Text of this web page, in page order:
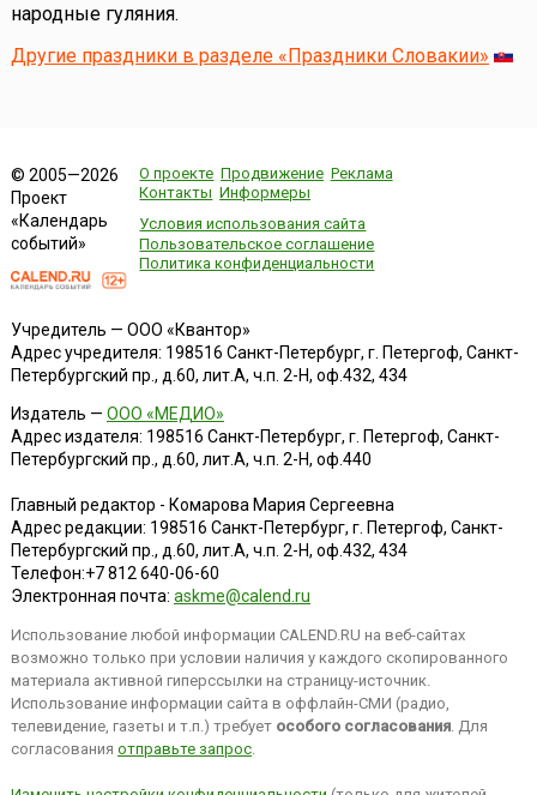
народные гуляния.
Другие праздники в разделе «Праздники Словакии»
© 2005—2026
Проект
«Календарь
событий»
О проекте Продвижение Реклама
Контакты Информеры
Условия использования сайта
Пользовательское соглашение
Политика конфиденциальности
Учредитель — ООО «Квантор»
Адрес учредителя: 198516 Санкт-Петербург, г. Петергоф, Санкт-
Петербургский пр., д.60, лит.А, ч.п. 2-Н, оф.432, 434
Издатель — ООО «МЕДИО»
Адрес издателя: 198516 Санкт-Петербург, г. Петергоф, Санкт-
Петербургский пр., д.60, лит.А, ч.п. 2-Н, оф.440
Главный редактор - Комарова Мария Сергеевна
Адрес редакции: 198516 Санкт-Петербург, г. Петергоф, Санкт-
Петербургский пр., д.60, лит.А, ч.п. 2-Н, оф.432, 434
Телефон:+7 812 640-06-60
Электронная почта: askme@calend.ru
Использование любой информации CALEND.RU на веб-сайтах
возможно только при условии наличия у каждого скопированного
материала активной гиперссылки на страницу-источник.
Использование информации сайта в оффлайн-СМИ (радио,
телевидение, газеты и т.п.) требует особого согласования. Для
согласования отправьте запрос.